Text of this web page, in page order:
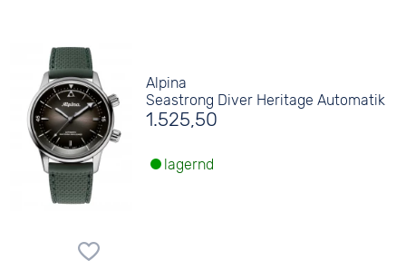
Alpina
Seastrong Diver Heritage Automatik
1.525,50
lagernd